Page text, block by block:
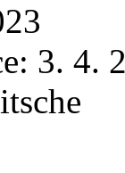
3. 4.